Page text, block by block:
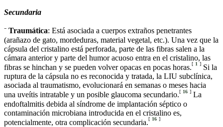
Secundaria
⁻ Traumática: Está asociada a cuerpos extraños penetrantes
(arañazo de gato, mordeduras, material vegetal, etc.). Una vez que la
cápsula del cristalino está perforada, parte de las fibras salen a la
cámara anterior y parte del humor acuoso entra en el cristalino, las
fibras se hinchan y se pueden volver opacas en pocas horas.[ 1 ] Si la
ruptura de la cápsula no es reconocida y tratada, la LIU subclínica,
asociada al traumatismo, evolucionará en semanas o meses hacia
una uveítis intratable y un posible glaucoma secundario.[ 16 ] La
endoftalmitis debida al síndrome de implantación séptico o
contaminación microbiana introducida en el cristalino es,
potencialmente, otra complicación secundaria.[ 16 ]